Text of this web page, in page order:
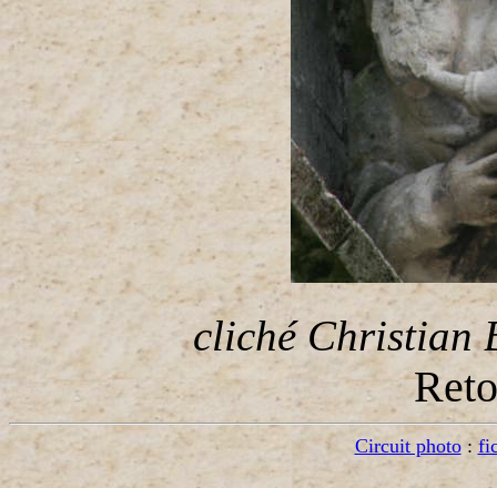
cliché Christian
Circuit photo: